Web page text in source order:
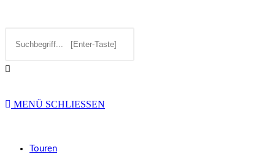
SUCHE
UMSCHALTEN
durchsuchen
MENÜ SCHLIESSEN
Touren